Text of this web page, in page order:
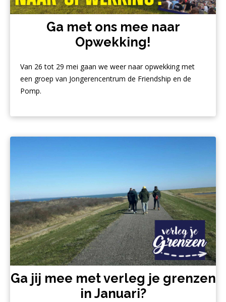
Ga met ons mee naar
Opwekking!
Van 26 tot 29 mei gaan we weer naar opwekking met
een groep van Jongerencentrum de Friendship en de
Pomp.
Ga jij mee met verleg je grenzen
in Januari?